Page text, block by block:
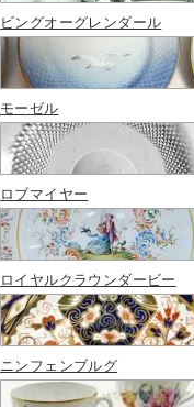
ビングオーグレンダール
モーゼル
ロブマイヤー
ロイヤルクラウンダービー
ニンフェンブルグ